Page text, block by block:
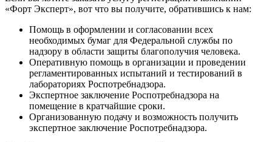
«Форт Эксперт», вот что вы получите, обратившись к нам:
Помощь в оформлении и согласовании всех
необходимых бумаг для Федеральной службы по
надзору в области защиты благополучия человека.
Оперативную помощь в организации и проведении
регламентированных испытаний и тестирований в
лабораториях Роспотребнадзора.
Экспертное заключение Роспотребнадзора на
помещение в кратчайшие сроки.
Организованную подачу и возможность получить
экспертное заключение Роспотребнадзора.